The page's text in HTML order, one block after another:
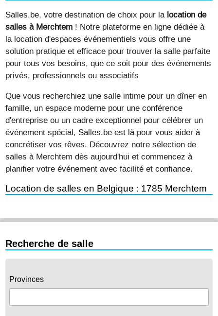
Salles.be, votre destination de choix pour la location de
salles à Merchtem ! Notre plateforme en ligne dédiée à
la location d'espaces événementiels vous offre une
solution pratique et efficace pour trouver la salle parfaite
pour tous vos besoins, que ce soit pour des événements
privés, professionnels ou associatifs
Que vous recherchiez une salle intime pour un dîner en
famille, un espace moderne pour une conférence
d'entreprise ou un cadre exceptionnel pour célébrer un
événement spécial, Salles.be est là pour vous aider à
concrétiser vos rêves. Découvrez notre sélection de
salles à Merchtem dès aujourd'hui et commencez à
planifier votre événement avec facilité et confiance.
Location de salles en Belgique : 1785 Merchtem
Recherche de salle
Provinces